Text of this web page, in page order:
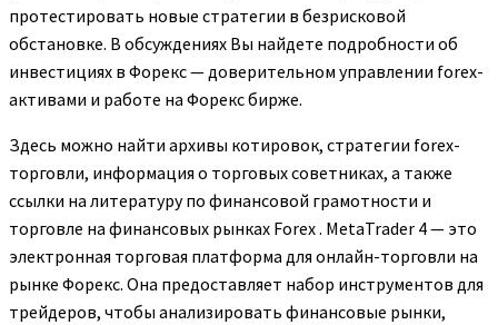
протестировать новые стратегии в безрисковой
обстановке. В обсуждениях Вы найдете подробности об
инвестициях в Форекс — доверительном управлении forex-
активами и работе на Форекс бирже.
Здесь можно найти архивы котировок, стратегии forex-
торговли, информация о торговых советниках, а также
ссылки на литературу по финансовой грамотности и
торговле на финансовых рынках Forex . MetaTrader 4 — это
электронная торговая платформа для онлайн-торговли на
рынке Форекс. Она предоставляет набор инструментов для
трейдеров, чтобы анализировать финансовые рынки,